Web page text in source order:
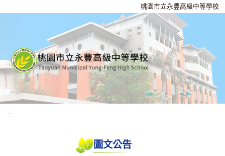
桃園市立永豐高級中等學校
:::
圖文公告